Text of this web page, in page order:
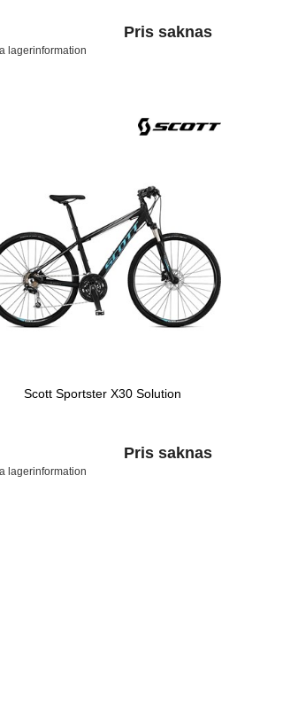
Pris saknas
lagerinformation
Scott Sportster X30 Solution
Pris saknas
lagerinformation